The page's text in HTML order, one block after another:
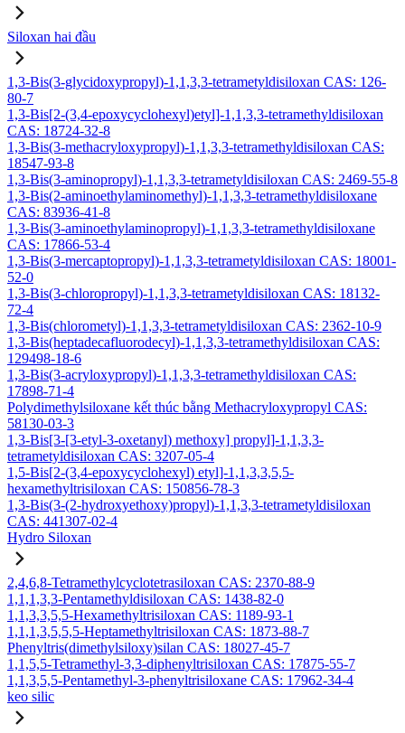
Siloxan hai đầu
1,3-Bis(3-glycidoxypropyl)-1,1,3,3-tetrametyldisiloxan CAS: 126-
80-7
1,3-Bis[2-(3,4-epoxycyclohexyl)etyl]-1,1,3,3-tetramethyldisiloxan
CAS: 18724-32-8
1,3-Bis(3-methacryloxypropyl)-1,1,3,3-tetramethyldisiloxan CAS:
18547-93-8
1,3-Bis(3-aminopropyl)-1,1,3,3-tetrametyldisiloxan CAS: 2469-55-8
1,3-Bis(2-aminoethylaminomethyl)-1,1,3,3-tetramethyldisiloxane
CAS: 83936-41-8
1,3-Bis(3-aminoethylaminopropyl)-1,1,3,3-tetramethyldisiloxane
CAS: 17866-53-4
1,3-Bis(3-mercaptopropyl)-1,1,3,3-tetrametyldisiloxan CAS: 18001-
52-0
1,3-Bis(3-chloropropyl)-1,1,3,3-tetrametyldisiloxan CAS: 18132-
72-4
1,3-Bis(chlorometyl)-1,1,3,3-tetrametyldisiloxan CAS: 2362-10-9
1,3-Bis(heptadecafluorodecyl)-1,1,3,3-tetramethyldisiloxan CAS:
129498-18-6
1,3-Bis(3-acryloxypropyl)-1,1,3,3-tetramethyldisiloxan CAS:
17898-71-4
Polydimethylsiloxane kết thúc bằng Methacryloxypropyl CAS:
58130-03-3
1,3-Bis[3-[3-etyl-3-oxetanyl) methoxy] propyl]-1,1,3,3-
tetrametyldisiloxan CAS: 3207-05-4
1,5-Bis[2-(3,4-epoxycyclohexyl) etyl]-1,1,3,3,5,5-
hexamethyltrisiloxan CAS: 150856-78-3
1,3-Bis(3-(2-hydroxyethoxy)propyl)-1,1,3,3-tetrametyldisiloxan
CAS: 441307-02-4
Hydro Siloxan
2,4,6,8-Tetramethylcyclotetrasiloxan CAS: 2370-88-9
1,1,1,3,3-Pentamethyldisiloxan CAS: 1438-82-0
1,1,3,3,5,5-Hexamethyltrisiloxan CAS: 1189-93-1
1,1,1,3,5,5,5-Heptamethyltrisiloxan CAS: 1873-88-7
Phenyltris(dimethylsiloxy)silan CAS: 18027-45-7
1,1,5,5-Tetramethyl-3,3-diphenyltrisiloxan CAS: 17875-55-7
1,1,3,5,5-Pentamethyl-3-phenyltrisiloxane CAS: 17962-34-4
keo silic